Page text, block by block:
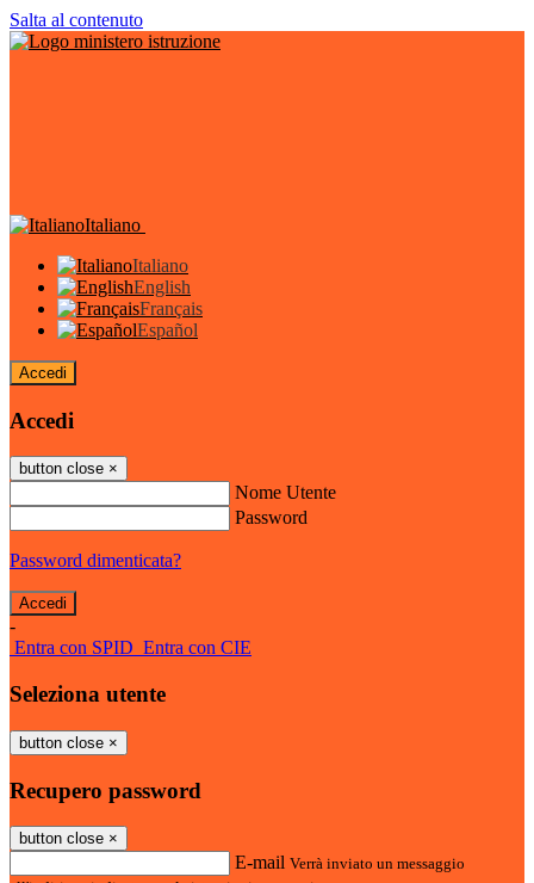
Salta al contenuto
Italiano
Italiano
English
Français
Español
Accedi
Accedi
button close ×
Nome Utente
Password
Password dimenticata?
-
Entra con SPID Entra con CIE
Seleziona utente
button close ×
Recupero password
button close ×
E-mail Verrà inviato un messaggio